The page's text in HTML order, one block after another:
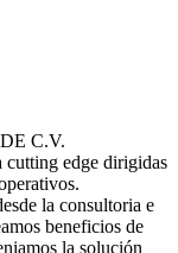
C.V.
cutting edge dirigidas
la consultoria e
beneficios de
la solución